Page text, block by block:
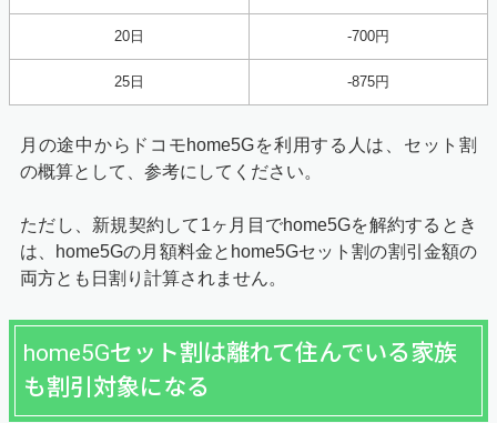
20日 -700円
25日 -875円
月の途中からドコモhome5Gを利用する人は、セット割
の概算として、参考にしてください。
ただし、新規契約して1ヶ月目でhome5Gを解約するとき
は、home5Gの月額料金とhome5Gセット割の割引金額の
両方とも日割り計算されません。
home5Gセット割は離れて住んでいる家族
も割引対象になる